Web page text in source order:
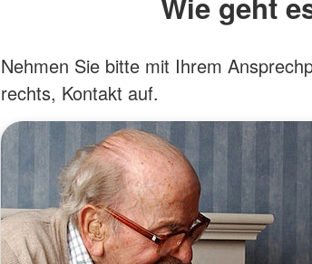
Nehmen Sie bitte mit Ihrem
rechts, Kontakt auf.